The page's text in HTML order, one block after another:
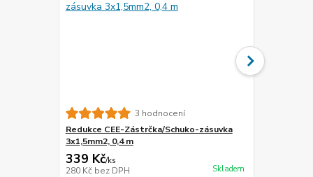
3 hodnocení
Redukce CEE-Zástrčka/Schuko-zásuvka
3x1,5mm2, 0,4 m
339 Kč/ks
280 Kč bez DPH Skladem